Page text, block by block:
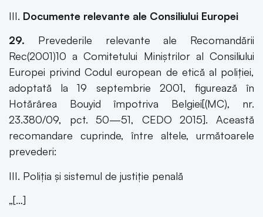
III. Documente relevante ale Consiliului Europei
29. Prevederile relevante ale Recomandării
Rec(2001)10 a Comitetului Miniştrilor al Consiliului
Europei privind Codul european de etică al poliţiei,
adoptată la 19 septembrie 2001, figurează în
Hotărârea Bouyid împotriva Belgiei[(MC), nr.
23.380/09, pct. 50—51, CEDO 2015]. Această
recomandare cuprinde, între altele, următoarele
prevederi:
III. Poliția și sistemul de justiţie penală
„[…]